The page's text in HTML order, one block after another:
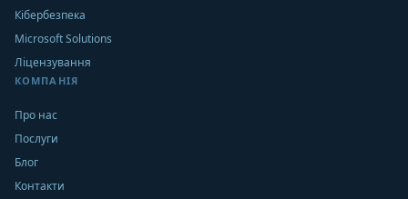
Кібербезпека
Microsoft Solutions
Ліцензування
КОМПАНІЯ
Про нас
Послуги
Блог
Контакти